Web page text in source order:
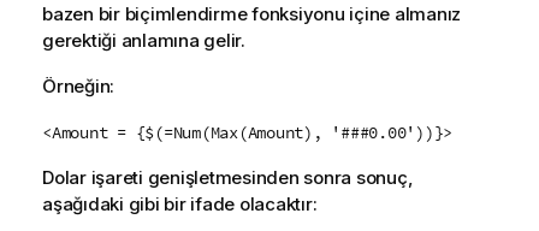
bazen bir biçimlendirme fonksiyonu içine almanız
gerektiği anlamına gelir.
Örneğin:
<Amount = {$(=Num(Max(Amount), '###0.00'))}>
Dolar işareti genişletmesinden sonra sonuç,
aşağıdaki gibi bir ifade olacaktır: